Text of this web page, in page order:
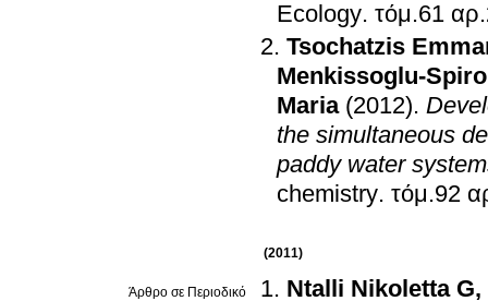
Ecology.
Tsochatzis
Menkissoglu-
Maria (2012).
the simultaneous
paddy water
chemistry.
(2011)
Άρθρο σε Περιοδικό Ntalli Nikoletta G,